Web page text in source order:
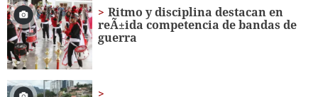
48
seconds
Ritmo y disciplina destacan en
reÃ±ida competencia de bandas de
guerra